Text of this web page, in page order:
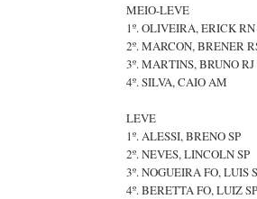
MEIO-LEVE
1º. OLIVEIRA, ERICK RN
2º. MARCON, BRENER
3º. MARTINS, BRUNO RJ
4º. SILVA, CAIO AM
LEVE
1º. ALESSI, BRENO SP
2º. NEVES, LINCOLN SP
3º. NOGUEIRA FO, LUIS
4º. BERETTA FO, LUIZ SP